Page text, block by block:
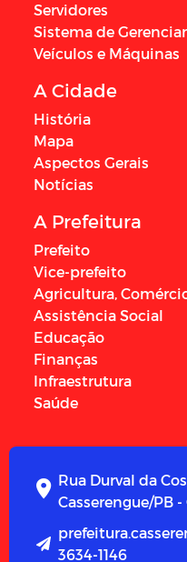
Servidores
Sistema de
Veículos e Máquinas
A Cidade
História
Mapa
Aspectos Gerais
Notícias
A Prefeitura
Prefeito
Vice-prefeito
Agricultura,
Assistência Social
Educação
Finanças
Infraestrutura
Saúde
Rua Durval da
Casserengue/PB
3634-1146